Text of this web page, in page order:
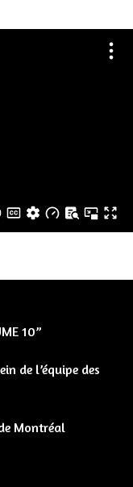
10”
de l’équipe des
Montréal